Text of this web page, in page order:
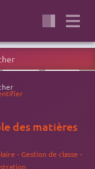
EDUBUNTU LOGICIELS
des matières
- Gestion de classe -